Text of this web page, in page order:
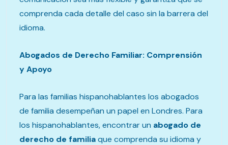
comprenda cada detalle del caso sin la barrera del
idioma.
Abogados de Derecho Familiar: Comprensión
y Apoyo
Para las familias hispanohablantes los abogados
de familia desempeñan un papel en Londres. Para
los hispanohablantes, encontrar un abogado de
derecho de familiaque comprenda su idioma y